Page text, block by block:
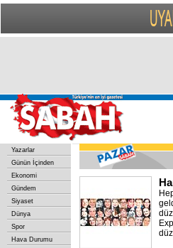
Yazarlar
Günün İçinden
Ekonomi
Gündem
Siyaset
Dünya
Spor
Hava Durumu